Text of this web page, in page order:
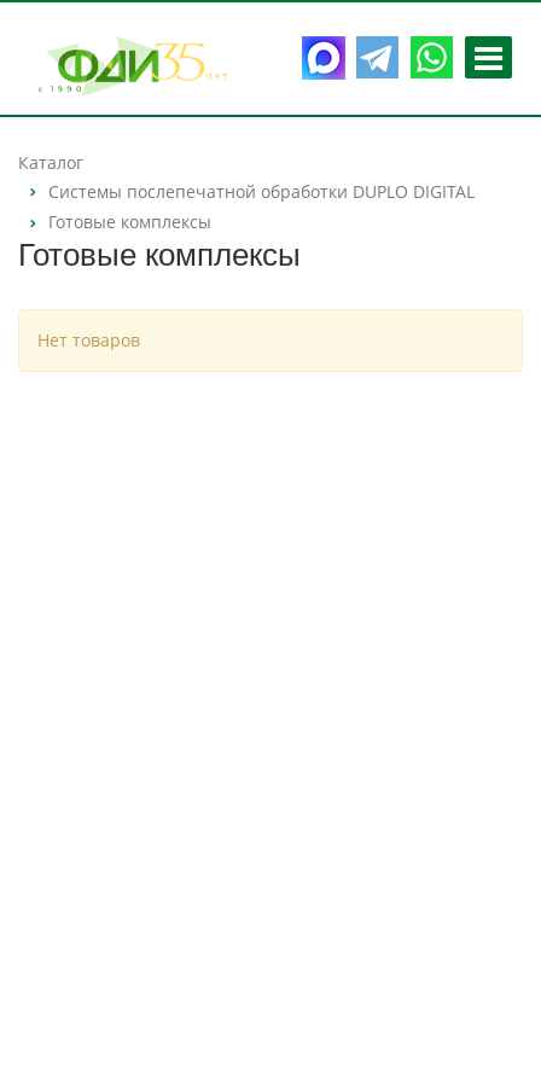
Каталог
Системы послепечатной обработки DUPLO DIGITAL
Готовые комплексы
Готовые комплексы
Нет товаров